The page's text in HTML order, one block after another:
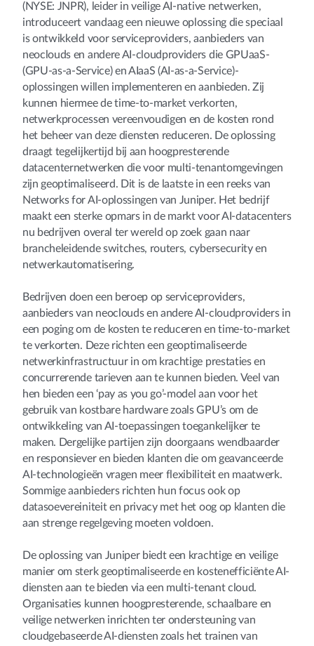
(NYSE: JNPR), leider in veilige AI-native netwerken,
introduceert vandaag een nieuwe oplossing die speciaal
is ontwikkeld voor serviceproviders, aanbieders van
neoclouds en andere AI-cloudproviders die GPUaaS-
(GPU-as-a-Service) en AIaaS (AI-as-a-Service)-
oplossingen willen implementeren en aanbieden. Zij
kunnen hiermee de time-to-market verkorten,
netwerkprocessen vereenvoudigen en de kosten rond
het beheer van deze diensten reduceren. De oplossing
draagt tegelijkertijd bij aan hoogpresterende
datacenternetwerken die voor multi-tenantomgevingen
zijn geoptimaliseerd. Dit is de laatste in een reeks van
Networks for AI-oplossingen van Juniper. Het bedrijf
maakt een sterke opmars in de markt voor AI-datacenters
nu bedrijven overal ter wereld op zoek gaan naar
brancheleidende switches, routers, cybersecurity en
netwerkautomatisering.
Bedrijven doen een beroep op serviceproviders,
aanbieders van neoclouds en andere AI-cloudproviders in
een poging om de kosten te reduceren en time-to-market
te verkorten. Deze richten een geoptimaliseerde
netwerkinfrastructuur in om krachtige prestaties en
concurrerende tarieven aan te kunnen bieden. Veel van
hen bieden een ‘pay as you go’-model aan voor het
gebruik van kostbare hardware zoals GPU’s om de
ontwikkeling van AI-toepassingen toegankelijker te
maken. Dergelijke partijen zijn doorgaans wendbaarder
en responsiever en bieden klanten die om geavanceerde
AI-technologieën vragen meer flexibiliteit en maatwerk.
Sommige aanbieders richten hun focus ook op
datasoevereiniteit en privacy met het oog op klanten die
aan strenge regelgeving moeten voldoen.
De oplossing van Juniper biedt een krachtige en veilige
manier om sterk geoptimaliseerde en kostenefficiënte AI-
diensten aan te bieden via een multi-tenant cloud.
Organisaties kunnen hoogpresterende, schaalbare en
veilige netwerken inrichten ter ondersteuning van
cloudgebaseerde AI-diensten zoals het trainen van